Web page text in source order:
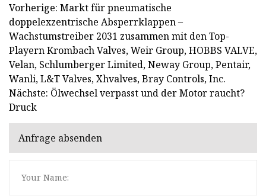
Vorherige: Markt für pneumatische
doppelexzentrische Absperrklappen –
Wachstumstreiber 2031 zusammen mit den Top-
Playern Krombach Valves, Weir Group, HOBBS VALVE,
Velan, Schlumberger Limited, Neway Group, Pentair,
Wanli, L&T Valves, Xhvalves, Bray Controls, Inc.
Nächste: Ölwechsel verpasst und der Motor raucht?
Druck
Anfrage absenden